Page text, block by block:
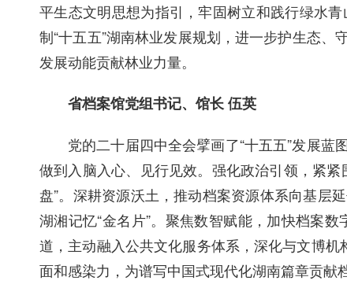
平生态文明思想为指引，牢固树立和践行绿水
制“十五五”湖南林业发展规划，进一步护生态
发展动能贡献林业力量。
省档案馆党组书记、馆长 伍英
党的二十届四中全会擘画了“十五五”发展
做到入脑入心、见行见效。强化政治引领，紧紧
盘”。深耕资源沃土，推动档案资源体系向基层
湖湘记忆“金名片”。聚焦数智赋能，加快档案
道，主动融入公共文化服务体系，深化与文博
面和感染力，为谱写中国式现代化湖南篇章贡献